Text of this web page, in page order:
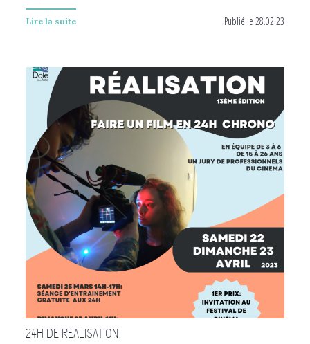
Lire la suite Publié le 28.02.23
24H DE RÉALISATION